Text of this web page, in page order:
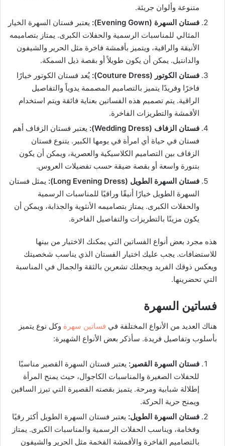
متنوعة وألوان جريئة.
فستان السهرة (Evening Gown):
يعتبر فستان السهرة الخيار
المثالي للمناسبات الرسمية والحفلات الكبرى. يمتاز بتصاميمه
الأنيقة والراقية، ويتميز بأقمشة فاخرة مثل الحرير والشيفون
والدانتيل. يمكن أن يكون طويلاً أو بقصة ذيل السمكة.
فستان الكوتور (Couture Dress):
يُعد فستان الكوتور خيارًا
فاخرًا وفريدًا يتميز بالتصاميم المصممة يدوياً والتفاصيل
الراقية. يتم تصميم هذه الفساتين بعناية فائقة ويتم استخدام
الأقمشة والتطريزات الفاخرة.
فستان الزفاف (Wedding Dress):
يعتبر فستان الزفاف أهم
فستان في حياة أي امرأة في يومها الكبير. يتنوع فستان
الزفاف بين التصاميم الكلاسيكية والعصرية، ويمكن أن يكون
بتنورة واسعة أو بقصة ضيقة حسب تفضيلات العروس.
فستان السهرة الطويل (Long Evening Dress):
يمثل فستان
السهرة الطويل خيارًا أنيقًا وراقيًا للمناسبات الرسمية
والحفلات الكبرى. يمتاز بتصاميمه الأنثوية والجذابة، ويمكن أن
يكون مزينًا بالتطريزات والتفاصيل الفاخرة.
هذه مجرد بعض أنواع الفساتين التي يمكنك الاختيار من بينها
للاستضافات. يجب عليك اختيار الفستان الذي يناسب شخصيتك
ويعكس ذوقك الفريد ويجعلك تشعرين بالثقة والجمال في المناسبة
التي تحضرينها.
فساتين السهرة
هناك العديد من الأنواع المختلفة في فساتين سهرة وكل نوع يتميز
بأسلوب وتفاصيل فريدة. سأذكر بعض الأنواع الشهيرة:
فستان السهرة القصير : يعتبر فستان السهرة القصير مناسبًا
للحفلات الصغيرة والمناسبات الكاجوال، حيث يمنح المرأة
إطلالة شبابية ومرحة. يتميز بقصته القصيرة التي تبرز الساقين
ويمنح حرية الحركة.
فستان السهرة الطويل: يعتبر فستان السهرة الطويل أكثر رقيًا
وفخامة، ويناسب الحفلات الرسمية والمناسبات الكبرى. يمتاز
بالتصاميم الفاخرة والأقمشة الفخمة مثل الحرير والشيفون